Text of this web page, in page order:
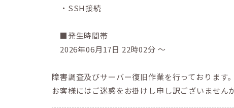
・SSH接続
■発生時間帯
2026年06月17日 22時02分 ～
障害調査及びサーバー復旧作業を行っております。
お客様にはご迷惑をお掛けし申し訳ございません